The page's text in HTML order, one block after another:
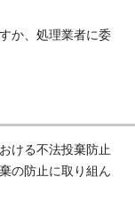
か、処理業者に委
ける不法投棄防止
の防止に取り組ん